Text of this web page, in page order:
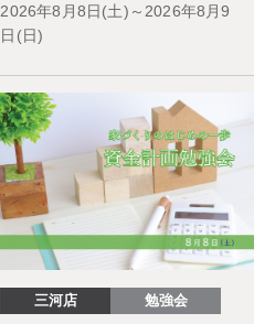
2026年8月8日(土)～2026年8月9
日(日)
三河店 勉強会